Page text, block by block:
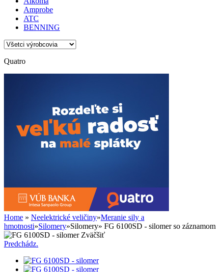
Amprobe
ATC
BENNING
Quatro
Home » Neelektrické veličiny»Meranie sily a
hmotnosti»Silomery»Silomery» FG 6100SD - silomer so záznamom
Zväčšiť
Predchádz.